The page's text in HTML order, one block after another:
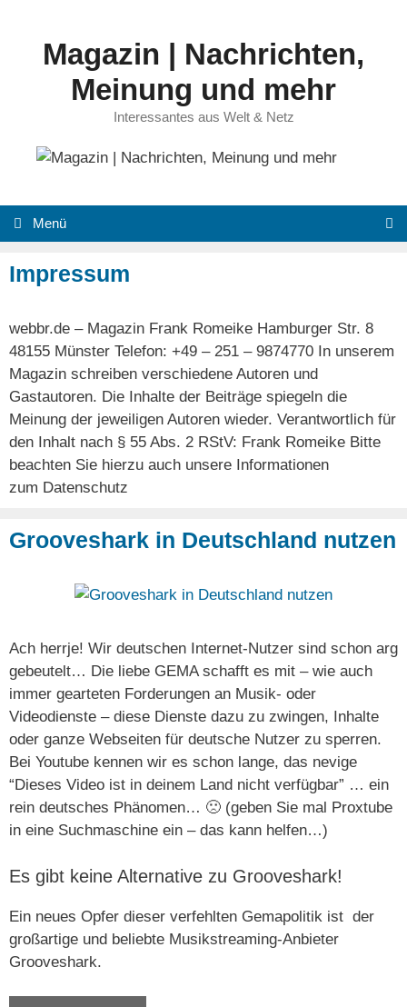
springenMagazin | Nachrichten,
Meinung und mehr
Interessantes aus Welt & Netz
Menü
Impressum
webbr.de – Magazin Frank Romeike Hamburger Str. 8
48155 Münster Telefon: +49 – 251 – 9874770 In unserem
Magazin schreiben verschiedene Autoren und
Gastautoren. Die Inhalte der Beiträge spiegeln die
Meinung der jeweiligen Autoren wieder. Verantwortlich für
den Inhalt nach § 55 Abs. 2 RStV: Frank Romeike Bitte
beachten Sie hierzu auch unsere Informationen
zum Datenschutz
Grooveshark in Deutschland nutzen
Ach herrje! Wir deutschen Internet-Nutzer sind schon arg
gebeutelt… Die liebe GEMA schafft es mit – wie auch
immer gearteten Forderungen an Musik- oder
Videodienste – diese Dienste dazu zu zwingen, Inhalte
oder ganze Webseiten für deutsche Nutzer zu sperren.
Bei Youtube kennen wir es schon lange, das nevige
“Dieses Video ist in deinem Land nicht verfügbar” … ein
rein deutsches Phänomen… 🙁 (geben Sie mal Proxtube
in eine Suchmaschine ein – das kann helfen…)
Es gibt keine Alternative zu Grooveshark!
Ein neues Opfer dieser verfehlten Gemapolitik ist der
großartige und beliebte Musikstreaming-Anbieter
Grooveshark.